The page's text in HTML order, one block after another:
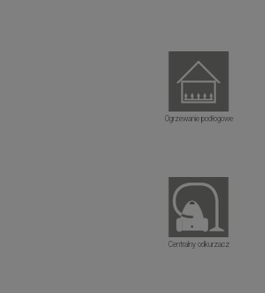
Ogrzewanie podłogowe
Centralny odkurzacz